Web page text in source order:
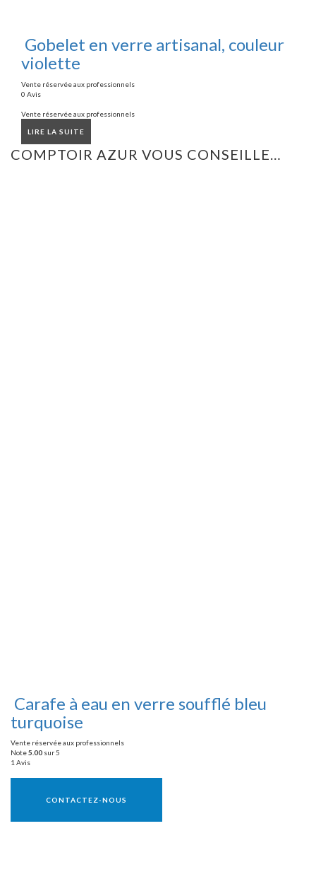
Gobelet en verre artisanal, couleur
violette
Vente réservée aux professionnels
0 Avis
Vente réservée aux professionnels
LIRE LA SUITE
COMPTOIR AZUR VOUS CONSEILLE…
Carafe à eau en verre soufflé bleu
turquoise
Vente réservée aux professionnels
Note5.00 sur 5
1 Avis
CONTACTEZ-NOUS